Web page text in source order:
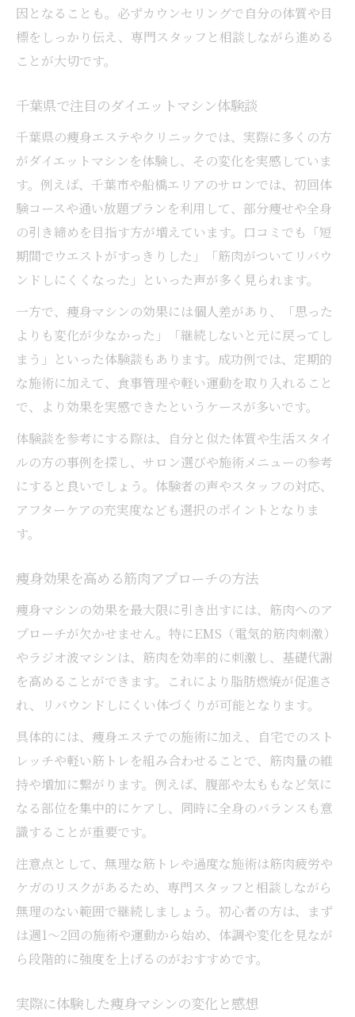
因となることも。必ずカウンセリングで自分の体質や目
標をしっかり伝え、専門スタッフと相談しながら進める
ことが大切です。
千葉県で注目のダイエットマシン体験談
千葉県の痩身エステやクリニックでは、実際に多くの方
がダイエットマシンを体験し、その変化を実感していま
す。例えば、千葉市や船橋エリアのサロンでは、初回体
験コースや通い放題プランを利用して、部分痩せや全身
の引き締めを目指す方が増えています。口コミでも「短
期間でウエストがすっきりした」「筋肉がついてリバウ
ンドしにくくなった」といった声が多く見られます。
一方で、痩身マシンの効果には個人差があり、「思った
よりも変化が少なかった」「継続しないと元に戻ってし
まう」といった体験談もあります。成功例では、定期的
な施術に加えて、食事管理や軽い運動を取り入れること
で、より効果を実感できたというケースが多いです。
体験談を参考にする際は、自分と似た体質や生活スタイ
ルの方の事例を探し、サロン選びや施術メニューの参考
にすると良いでしょう。体験者の声やスタッフの対応、
アフターケアの充実度なども選択のポイントとなりま
す。
痩身効果を高める筋肉アプローチの方法
痩身マシンの効果を最大限に引き出すには、筋肉へのア
プローチが欠かせません。特にEMS（電気的筋肉刺激）
やラジオ波マシンは、筋肉を効率的に刺激し、基礎代謝
を高めることができます。これにより脂肪燃焼が促進さ
れ、リバウンドしにくい体づくりが可能となります。
具体的には、痩身エステでの施術に加え、自宅でのスト
レッチや軽い筋トレを組み合わせることで、筋肉量の維
持や増加に繋がります。例えば、腹部や太ももなど気に
なる部位を集中的にケアし、同時に全身のバランスも意
識することが重要です。
注意点として、無理な筋トレや過度な施術は筋肉疲労や
ケガのリスクがあるため、専門スタッフと相談しながら
無理のない範囲で継続しましょう。初心者の方は、まず
は週1〜2回の施術や運動から始め、体調や変化を見なが
ら段階的に強度を上げるのがおすすめです。
実際に体験した痩身マシンの変化と感想